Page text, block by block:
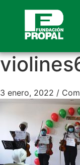
3 enero, 2022 /